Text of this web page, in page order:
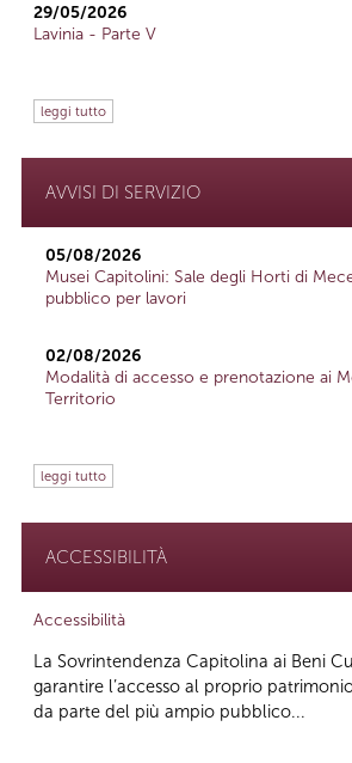
29/05/2026
Lavinia - Parte V
leggi tutto
AVVISI DI SERVIZIO
05/08/2026
Musei Capitolini: Sale degli Horti di
pubblico per lavori
02/08/2026
Modalità di accesso e prenotazione ai
Territorio
leggi tutto
ACCESSIBILITÀ
Accessibilità
La Sovrintendenza Capitolina ai Beni
garantire l’accesso al proprio
da parte del più ampio pubblico...